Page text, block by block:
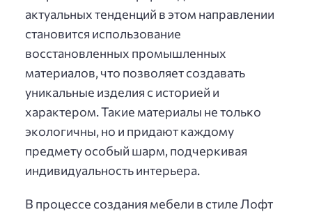
актуальных тенденций в этом направлении
становится использование
восстановленных промышленных
материалов, что позволяет создавать
уникальные изделия с историей и
характером. Такие материалы не только
экологичны, но и придают каждому
предмету особый шарм, подчеркивая
индивидуальность интерьера.
В процессе создания мебели в стиле Лофт